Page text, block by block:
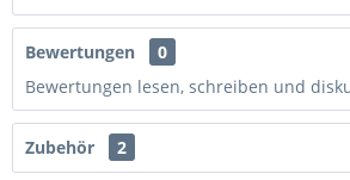
Bewertungen
0
Bewertungen lesen, schreiben und
Zubehör 2